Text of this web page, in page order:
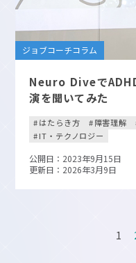
ジョブコーチコラム
Neuro Diveで
演を聞いてみた
はたらき方 障害理解
IT・テクノロジー
公開日：2023年9月15日
更新日：2026年3月9日
1